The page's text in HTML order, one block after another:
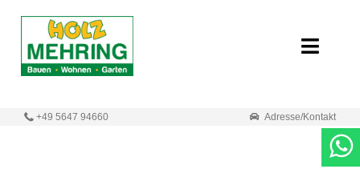
springen
Toggle
+49 5647 94660 Adresse/Kontakt